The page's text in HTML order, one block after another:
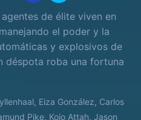
de élite viven en
el poder y la
y explosivos de
déspota roba una fortuna
cualquier otro sería una
como un atraco
Eiza González, Carlos
Pike, Kojo Attah, Jason